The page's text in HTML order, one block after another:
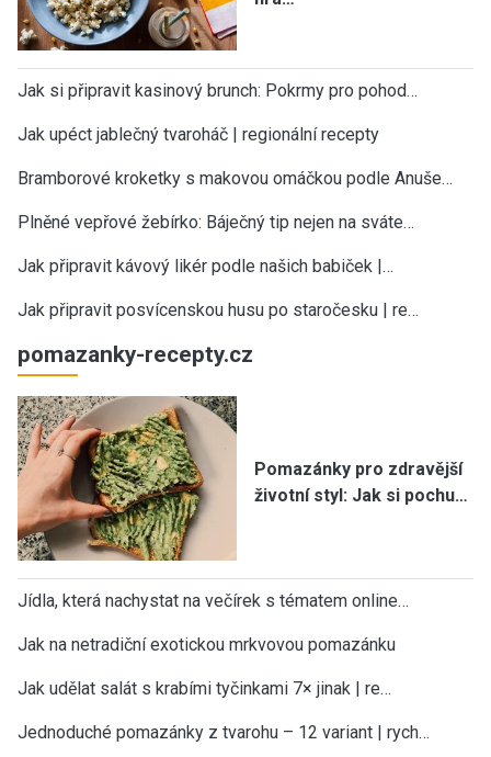
Jak si připravit kasinový brunch: Pokrmy pro pohod…
Jak upéct jablečný tvaroháč | regionální recepty
Bramborové kroketky s makovou omáčkou podle Anuše…
Plněné vepřové žebírko: Báječný tip nejen na sváte…
Jak připravit kávový likér podle našich babiček |…
Jak připravit posvícenskou husu po staročesku | re…
pomazanky-recepty.cz
Pomazánky pro zdravější
životní styl: Jak si pochu…
Jídla, která nachystat na večírek s tématem online…
Jak na netradiční exotickou mrkvovou pomazánku
Jak udělat salát s krabími tyčinkami 7× jinak | re…
Jednoduché pomazánky z tvarohu – 12 variant | rych…